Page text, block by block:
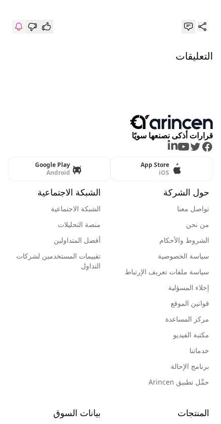
التعليقات
قرارات أذكى نصنعها سويًا
Facebook
Twitter
Youtube
LinkedIn
App Store
iOS
Google Play
Android
حول الشركة
تواصل معنا
من نحن
الشروط والأحكام
سياسة الخصوصية
سياسة ملفات تعريف الإرتباط
إخلاء المسؤلية
قوانين الموقع
مركز المساعدة
مكتبة الفيديو
خدماتنا
برنامج الإحالة
حمِّل تطبيق Arincen
الشبكة الاجتماعية
الشبكة الاجتماعية
منصة التحليلات
أفضل المتداولين
تقييمات المستخدمين لشركات
التداول
المنتجات بيانات السوق